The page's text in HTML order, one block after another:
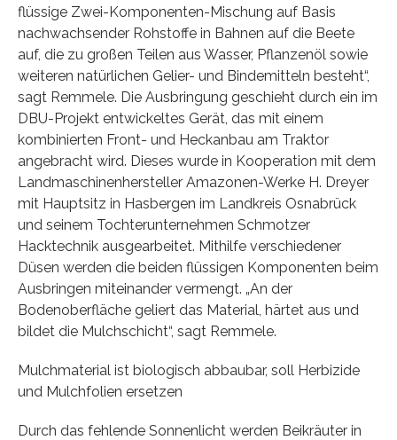
flüssige Zwei-Komponenten-Mischung auf Basis
nachwachsender Rohstoffe in Bahnen auf die Beete
auf, die zu großen Teilen aus Wasser, Pflanzenöl sowie
weiteren natürlichen Gelier- und Bindemitteln besteht“,
sagt Remmele. Die Ausbringung geschieht durch ein im
DBU-Projekt entwickeltes Gerät, das mit einem
kombinierten Front- und Heckanbau am Traktor
angebracht wird. Dieses wurde in Kooperation mit dem
Landmaschinenhersteller Amazonen-Werke H. Dreyer
mit Hauptsitz in Hasbergen im Landkreis Osnabrück
und seinem Tochterunternehmen Schmotzer
Hacktechnik ausgearbeitet. Mithilfe verschiedener
Düsen werden die beiden flüssigen Komponenten beim
Ausbringen miteinander vermengt. „An der
Bodenoberfläche geliert das Material, härtet aus und
bildet die Mulchschicht“, sagt Remmele.
Mulchmaterial ist biologisch abbaubar, soll Herbizide
und Mulchfolien ersetzen
Durch das fehlende Sonnenlicht werden Beikräuter in